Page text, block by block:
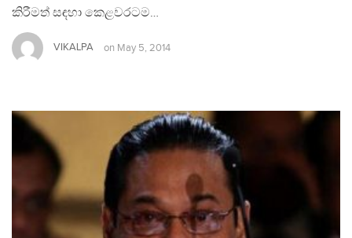
කිරීමත් සඳහා කෙළවරටම…
VIKALPA on May 5, 2014